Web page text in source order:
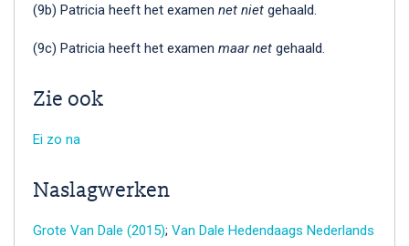
(9b) Patricia heeft het examen net niet gehaald.
(9c) Patricia heeft het examen maar net gehaald.
Zie ook
Ei zo na
Naslagwerken
Grote Van Dale (2015); Van Dale Hedendaags Nederlands